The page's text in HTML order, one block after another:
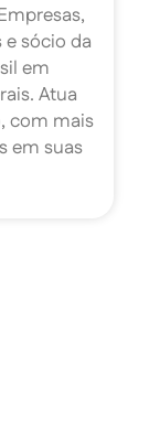
sócio da
em
Atua
com mais
em suas